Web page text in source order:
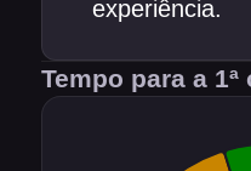
experiência.
Tempo para a